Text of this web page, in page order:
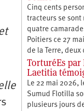
Cinq cents
tracteurs se sont
quatre
Poitiers ce 27
de la Terre, deux
TorturéEs par
Laetitia
Le 22 mai 2026,
Sumud Flotilla
plusieurs jours